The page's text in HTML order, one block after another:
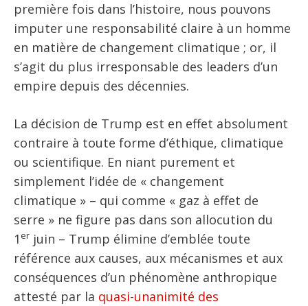
première fois dans l’histoire, nous pouvons
imputer une responsabilité claire à un homme
en matière de changement climatique ; or, il
s’agit du plus irresponsable des leaders d’un
empire depuis des décennies.
La décision de Trump est en effet absolument
contraire à toute forme d’éthique, climatique
ou scientifique. En niant purement et
simplement l’idée de « changement
climatique » – qui comme « gaz à effet de
serre » ne figure pas dans son allocution du
1er juin – Trump élimine d’emblée toute
référence aux causes, aux mécanismes et aux
conséquences d’un phénomène anthropique
attesté par la quasi-unanimité des